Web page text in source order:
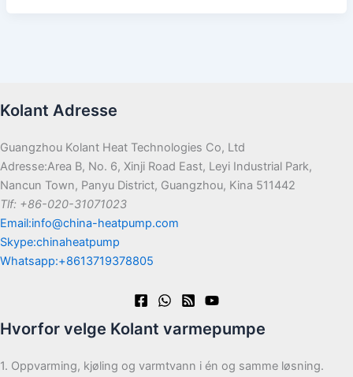
Kolant Adresse
Guangzhou Kolant Heat Technologies Co, Ltd
Adresse:Area B, No. 6, Xinji Road East, Leyi Industrial Park,
Nancun Town, Panyu District, Guangzhou, Kina 511442
Tlf: +86-020-31071023
Email:info@china-heatpump.com
Skype:chinaheatpump
Whatsapp:+8613719378805
Hvorfor velge Kolant varmepumpe
1. Oppvarming, kjøling og varmtvann i én og samme løsning.